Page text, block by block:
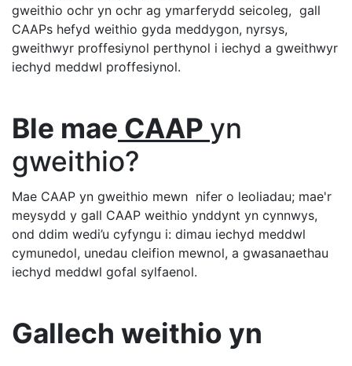
gweithio ochr yn ochr ag ymarferydd seicoleg, gall
CAAPs hefyd weithio gyda meddygon, nyrsys,
gweithwyr proffesiynol perthynol i iechyd a gweithwyr
iechyd meddwl proffesiynol.
Ble mae CAAP yn
gweithio?
Mae CAAP yn gweithio mewn nifer o leoliadau; mae'r
meysydd y gall CAAP weithio ynddynt yn cynnwys,
ond ddim wedi’u cyfyngu i: dimau iechyd meddwl
cymunedol, unedau cleifion mewnol, a gwasanaethau
iechyd meddwl gofal sylfaenol.
Gallech weithio yn